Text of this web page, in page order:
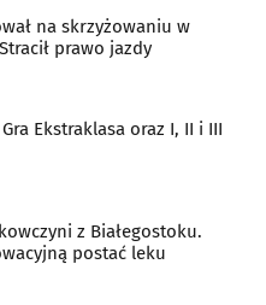
na skrzyżowaniu w
prawo jazdy
Ekstraklasa oraz I, II i III
z Białegostoku.
postać leku